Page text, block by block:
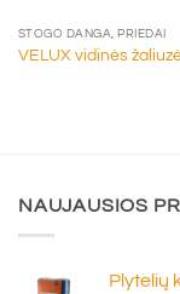
STOGO DANGA, PRIEDAI
VELUX vidinės
NAUJAUSIOS
Plytelių